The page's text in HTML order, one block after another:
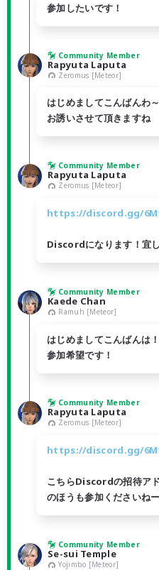
参加したいです！
Community Member
Rapyuta Laputa
Zeromus [Meteor]
はじめましてこんばんわ
お誘いさせて頂きますね
Community Member
Rapyuta Laputa
Zeromus [Meteor]
https://discord.gg/
Discordになります！宜
Community Member
Kaede Chan
Ramuh [Meteor]
はじめましてこんばんは！
参加希望です！
Community Member
Rapyuta Laputa
Zeromus [Meteor]
https://discord.gg/
こちらDiscordの招待ア
のほうも参加くださいねー
Community Member
Se-sui Temple
Yojimbo [Meteor]